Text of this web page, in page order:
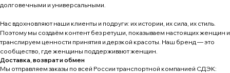
долговечными и универсальными.
Нас вдохновляют наши клиенты и подруги: их истории, их сила, их стиль.
Поэтому мы создаём контент без ретуши, показываем настоящих женщин и
транслируем ценности принятия и дерзкой красоты. Наш бренд — это
сообщество, где женщины поддерживают женщин.
Доставка, возврат и обмен
Мы отправляем заказы по всей России транспортной компанией СДЭК: